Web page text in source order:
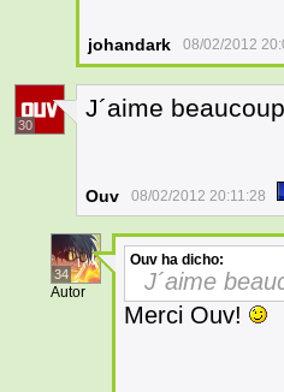
johandark 08/02/2012
30
J´aime
Ouv 08/02/2012 20:11:28
34
Autor
Ouv ha dicho:
J´aime
Merci Ouv!